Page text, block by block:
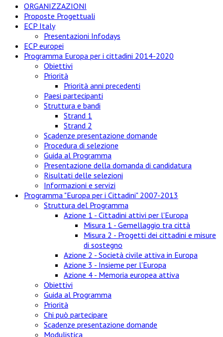
ORGANIZZAZIONI
Proposte Progettuali
ECP Italy
Presentazioni Infodays
ECP europei
Programma Europa per i cittadini 2014-2020
Obiettivi
Priorità
Priorità anni precedenti
Paesi partecipanti
Struttura e bandi
Strand 1
Strand 2
Scadenze presentazione domande
Procedura di selezione
Guida al Programma
Presentazione della domanda di candidatura
Risultati delle selezioni
Informazioni e servizi
Programma "Europa per i Cittadini" 2007-2013
Struttura del Programma
Azione 1 - Cittadini attivi per l'Europa
Misura 1 - Gemellaggio tra città
Misura 2 - Progetti dei cittadini e misure
di sostegno
Azione 2 - Società civile attiva in Europa
Azione 3 - Insieme per l'Europa
Azione 4 - Memoria europea attiva
Obiettivi
Guida al Programma
Priorità
Chi può partecipare
Scadenze presentazione domande
Modulistica